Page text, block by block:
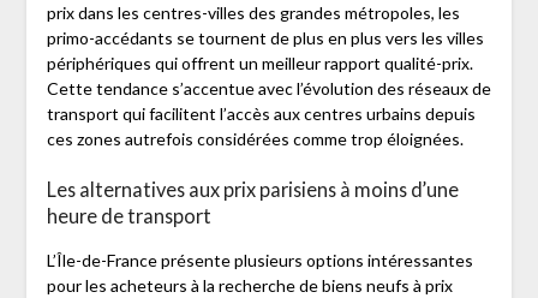
prix dans les centres-villes des grandes métropoles, les
primo-accédants se tournent de plus en plus vers les villes
périphériques qui offrent un meilleur rapport qualité-prix.
Cette tendance s’accentue avec l’évolution des réseaux de
transport qui facilitent l’accès aux centres urbains depuis
ces zones autrefois considérées comme trop éloignées.
Les alternatives aux prix parisiens à moins d’une
heure de transport
L’Île-de-France présente plusieurs options intéressantes
pour les acheteurs à la recherche de biens neufs à prix